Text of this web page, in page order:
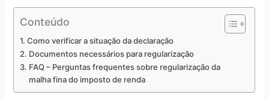
Conteúdo
Como verificar a situação da declaração
Documentos necessários para regularização
FAQ – Perguntas frequentes sobre regularização da
malha fina do imposto de renda